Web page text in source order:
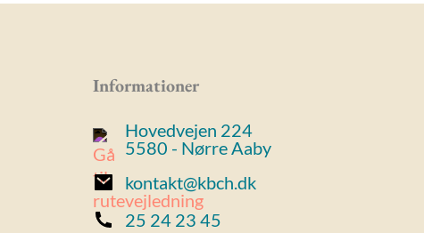
Informationer
Hovedvejen 224
5580 - Nørre Aaby
kontakt@kbch.dk
25 24 23 45